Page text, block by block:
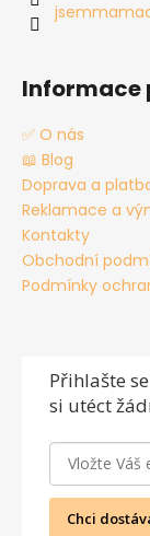
Informace
✅ O nás
📖 Blog
Doprava a
Reklamace a
Kontakty
Obchodní
Podmínky
Přihlašte se
si utéct
Chci